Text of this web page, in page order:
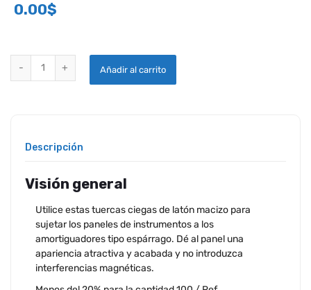
0.00$
TUERCAS TAPA (BELLOTA) quantity
Añadir al carrito
Descripción
Visión general
Utilice estas tuercas ciegas de latón macizo para
sujetar los paneles de instrumentos a los
amortiguadores tipo espárrago. Dé al panel una
apariencia atractiva y acabada y no introduzca
interferencias magnéticas.